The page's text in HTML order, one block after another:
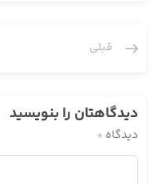
قبلی
دیدگاهتان را بنویسید
دیدگاه *